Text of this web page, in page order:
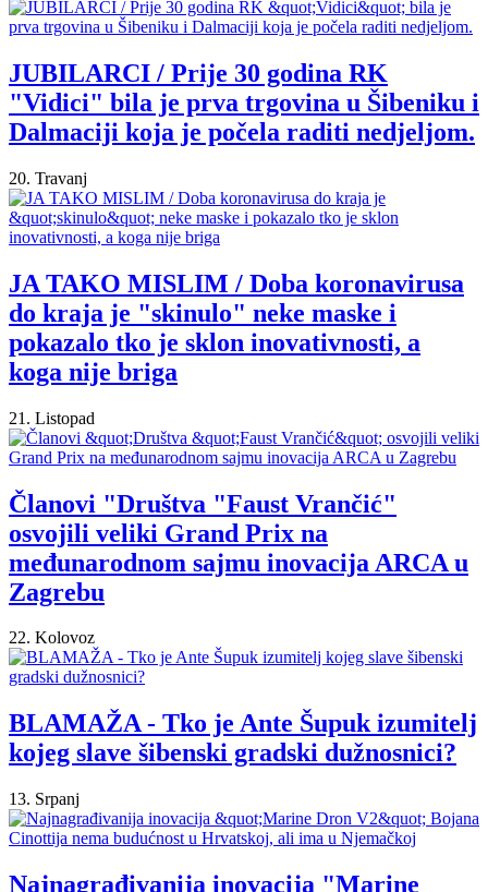
JUBILARCI / Prije 30 godina RK
"Vidici" bila je prva trgovina u Šibeniku i
Dalmaciji koja je počela raditi nedjeljom.
20. Travanj
JA TAKO MISLIM / Doba koronavirusa
do kraja je "skinulo" neke maske i
pokazalo tko je sklon inovativnosti, a
koga nije briga
21. Listopad
Članovi "Društva "Faust Vrančić"
osvojili veliki Grand Prix na
međunarodnom sajmu inovacija ARCA u
Zagrebu
22. Kolovoz
BLAMAŽA - Tko je Ante Šupuk izumitelj
kojeg slave šibenski gradski dužnosnici?
13. Srpanj
Najnagrađivanija inovacija "Marine